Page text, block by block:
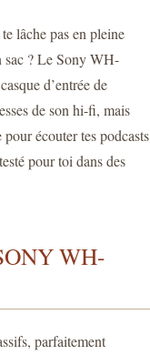
lâche pas en pleine
sac ? Le Sony WH-
d’entrée de
de son hi-fi, mais
écouter tes podcasts
pour toi dans des
WH-
parfaitement